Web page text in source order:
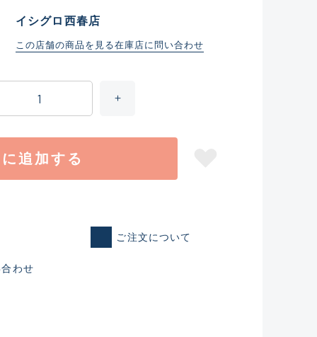
れた未使用
イシグロ西春店
この店舗の商品を見る在庫店に問い合わせ
追加する
ご注文について
わせ